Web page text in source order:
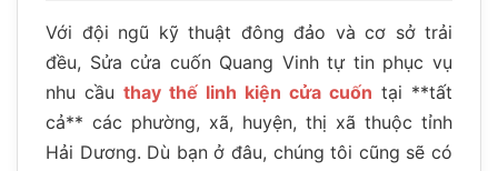
Với đội ngũ kỹ thuật đông đảo và cơ sở trải
đều, Sửa cửa cuốn Quang Vinh tự tin phục vụ
nhu cầu thay thế linh kiện cửa cuốn tại **tất
cả** các phường, xã, huyện, thị xã thuộc tỉnh
Hải Dương. Dù bạn ở đâu, chúng tôi cũng sẽ có